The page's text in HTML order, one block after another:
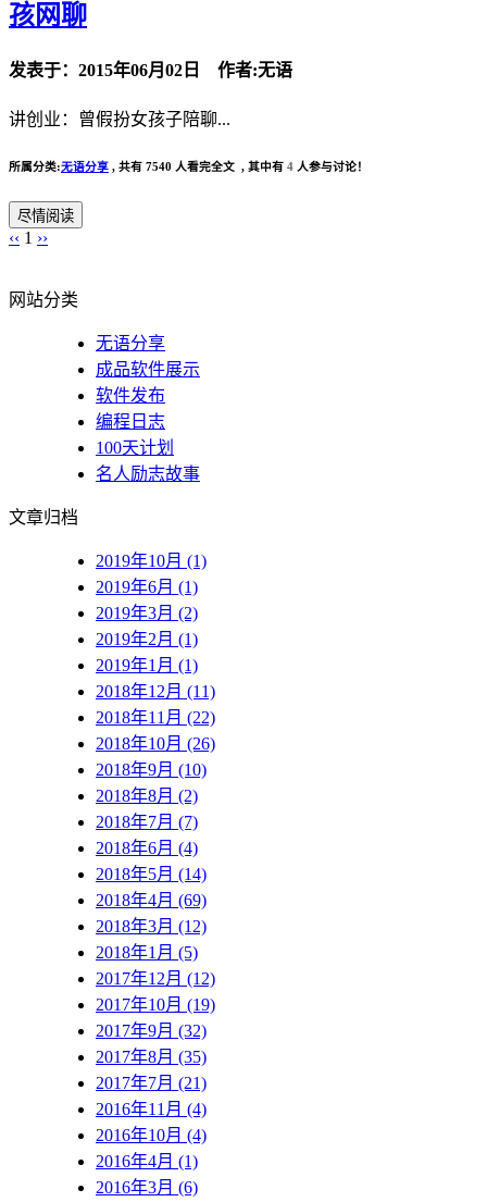
孩网聊
发表于：2015年06月02日 作者:无语
讲创业：曾假扮女孩子陪聊...
所属分类:无语分享 , 共有 7540 人看完全文 , 其中有 4 人参与讨论！
尽情阅读
‹‹ 1 ››
网站分类
无语分享
成品软件展示
软件发布
编程日志
100天计划
名人励志故事
文章归档
2019年10月 (1)
2019年6月 (1)
2019年3月 (2)
2019年2月 (1)
2019年1月 (1)
2018年12月 (11)
2018年11月 (22)
2018年10月 (26)
2018年9月 (10)
2018年8月 (2)
2018年7月 (7)
2018年6月 (4)
2018年5月 (14)
2018年4月 (69)
2018年3月 (12)
2018年1月 (5)
2017年12月 (12)
2017年10月 (19)
2017年9月 (32)
2017年8月 (35)
2017年7月 (21)
2016年11月 (4)
2016年10月 (4)
2016年4月 (1)
2016年3月 (6)